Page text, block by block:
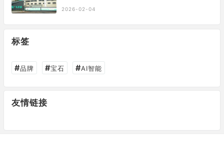
2026-02-04
标签
#品牌 #宝石 #AI智能
友情链接